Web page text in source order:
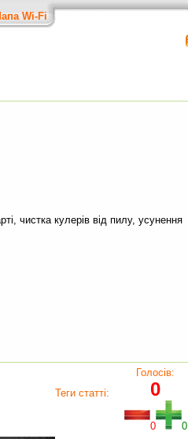
Wi-Fi
чистка кулерів­ від ­пилу, усунення
Теги статті:
Голосів:
0
0 0